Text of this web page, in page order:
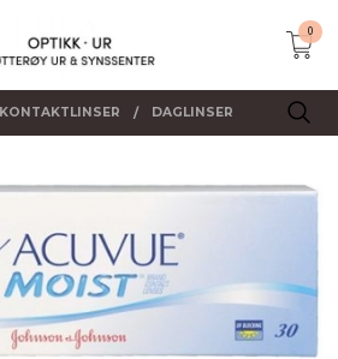
0
KONTAKTLINSER DAGLINSER